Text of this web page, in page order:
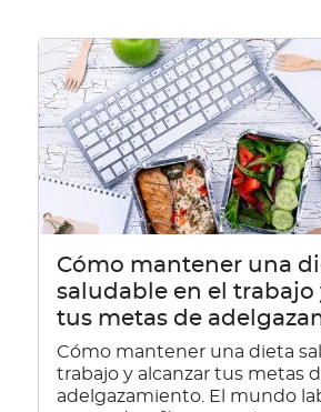
Cómo mantener una
saludable en el trabajo
tus metas de
Cómo mantener una dieta
trabajo y alcanzar tus metas
adelgazamiento. El mundo